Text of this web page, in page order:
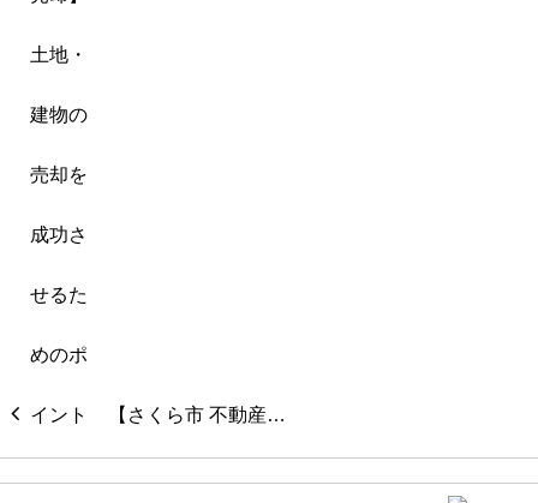
【さくら市 不動産…